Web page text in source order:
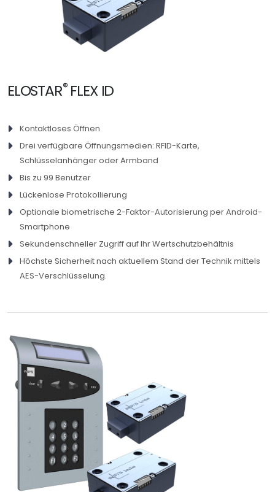
ELOSTAR®FLEX ID
Kontaktloses Öffnen
Drei verfügbare Öffnungsmedien: RFID-Karte,
Schlüsselanhänger oder Armband
Bis zu 99 Benutzer
Lückenlose Protokollierung
Optionale biometrische 2-Faktor-Autorisierung per Android-
Smartphone
Sekundenschneller Zugriff auf Ihr Wertschutzbehältnis
Höchste Sicherheit nach aktuellem Stand der Technik mittels
AES-Verschlüsselung.